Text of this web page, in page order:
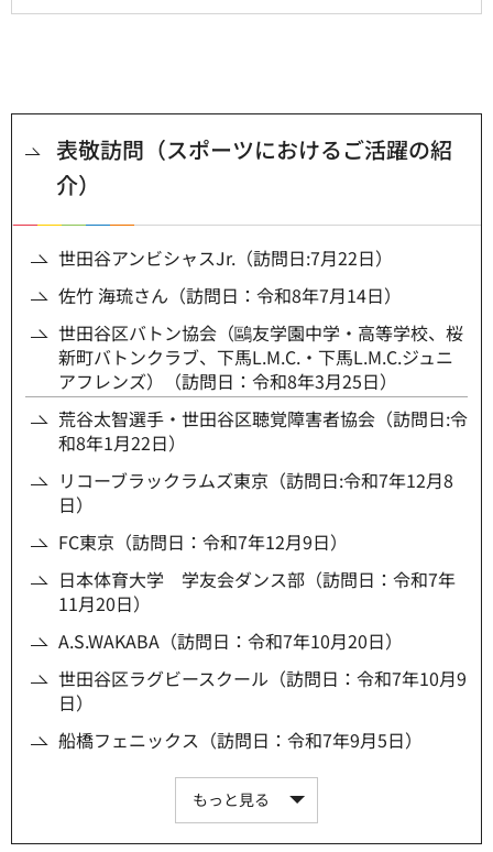
表敬訪問（スポーツにおけるご活躍の紹
介）
世田谷アンビシャスJr.（訪問日:7月22日）
佐竹 海琉さん（訪問日：令和8年7月14日）
世田谷区バトン協会（鷗友学園中学・高等学校、桜
新町バトンクラブ、下馬L.M.C.・下馬L.M.C.ジュニ
アフレンズ）（訪問日：令和8年3月25日）
荒谷太智選手・世田谷区聴覚障害者協会（訪問日:令
和8年1月22日）
リコーブラックラムズ東京（訪問日:令和7年12月8
日）
FC東京（訪問日：令和7年12月9日）
日本体育大学 学友会ダンス部（訪問日：令和7年
11月20日）
A.S.WAKABA（訪問日：令和7年10月20日）
世田谷区ラグビースクール（訪問日：令和7年10月9
日）
船橋フェニックス（訪問日：令和7年9月5日）
もっと見る